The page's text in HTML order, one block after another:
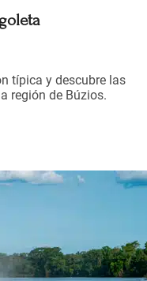
típica y descubre las
región de Búzios.